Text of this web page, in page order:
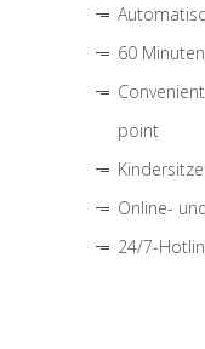
60
point
Online-
24/7-